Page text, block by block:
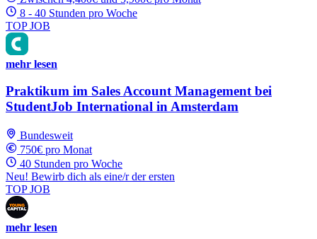
8 - 40 Stunden pro Woche
TOP JOB
mehr lesen
Praktikum im Sales Account Management bei
StudentJob International in Amsterdam
Bundesweit
750€ pro Monat
40 Stunden pro Woche
Neu! Bewirb dich als eine/r der ersten
TOP JOB
mehr lesen